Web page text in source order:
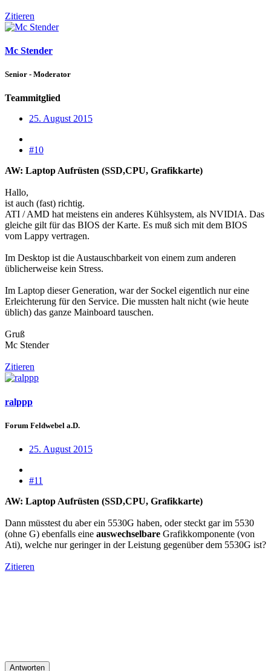
Zitieren
Mc Stender
Senior - Moderator
Teammitglied
25. August 2015
#10
AW: Laptop Aufrüsten (SSD,CPU, Grafikkarte)
Hallo,
ist auch (fast) richtig.
ATI / AMD hat meistens ein anderes Kühlsystem, als NVIDIA. Das
gleiche gilt für das BIOS der Karte. Es muß sich mit dem BIOS
vom Lappy vertragen.
Im Desktop ist die Austauschbarkeit von einem zum anderen
üblicherweise kein Stress.
Im Laptop dieser Generation, war der Sockel eigentlich nur eine
Erleichterung für den Service. Die mussten halt nicht (wie heute
üblich) das ganze Mainboard tauschen.
Gruß
Mc Stender
Zitieren
ralppp
Forum Feldwebel a.D.
25. August 2015
#11
AW: Laptop Aufrüsten (SSD,CPU, Grafikkarte)
Dann müsstest du aber ein 5530G haben, oder steckt gar im 5530
(ohne G) ebenfalls eine auswechselbare Grafikkomponente (von
Ati), welche nur geringer in der Leistung gegenüber dem 5530G ist?
Zitieren
Antworten